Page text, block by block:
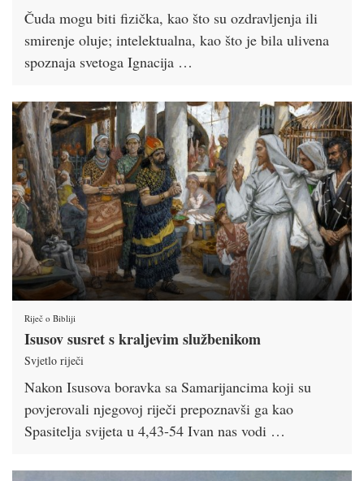
Čuda mogu biti fizička, kao što su ozdravljenja ili
smirenje oluje; intelektualna, kao što je bila ulivena
spoznaja svetoga Ignacija …
Riječ o Bibliji
Isusov susret s kraljevim službenikom
Svjetlo riječi
Nakon Isusova boravka sa Samarijancima koji su
povjerovali njegovoj riječi prepoznavši ga kao
Spasitelja svijeta u 4,43-54 Ivan nas vodi …